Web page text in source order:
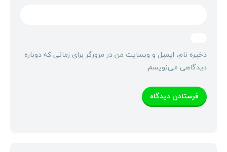
ذخیره نام، ایمیل و وبسایت من در مرورگر برای زمانی که دوباره
دیدگاهی می‌نویسم.